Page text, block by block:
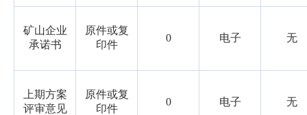
矿山企业
承诺书
原件或复
印件
0 电子 无
上期方案
评审意见
原件或复
印件
0 电子 无